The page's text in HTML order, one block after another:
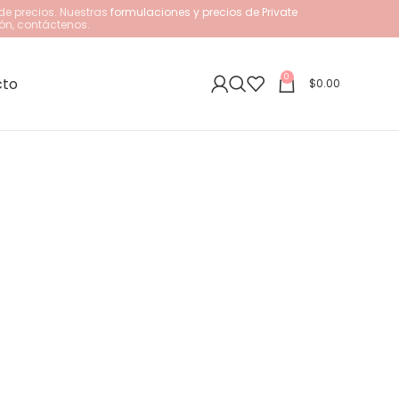
precios. Nuestras formulaciones y precios de Private
contáctenos.
0 $0.00